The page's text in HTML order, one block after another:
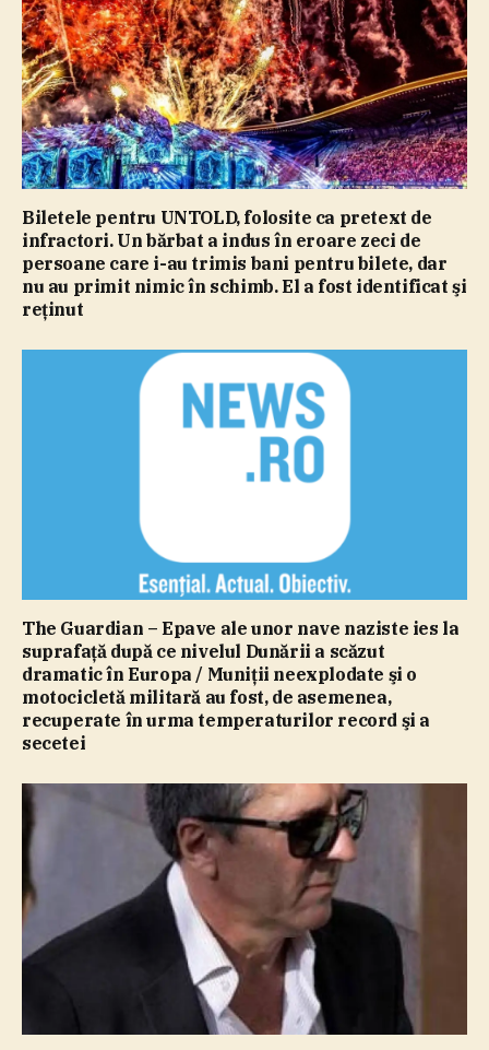
Biletele pentru UNTOLD, folosite ca pretext de
infractori. Un bărbat a indus în eroare zeci de
persoane care i-au trimis bani pentru bilete, dar
nu au primit nimic în schimb. El a fost identificat şi
reţinut
The Guardian – Epave ale unor nave naziste ies la
suprafaţă după ce nivelul Dunării a scăzut
dramatic în Europa / Muniţii neexplodate şi o
motocicletă militară au fost, de asemenea,
recuperate în urma temperaturilor record şi a
secetei